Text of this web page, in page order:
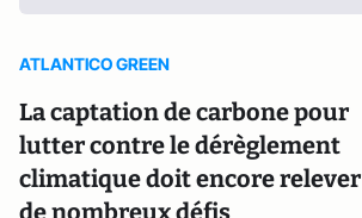
ATLANTICO GREEN
La captation de carbone pour
lutter contre le dérèglement
climatique doit encore relever
de nombreux défis